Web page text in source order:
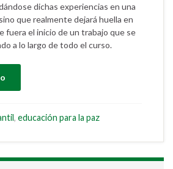
dichas experiencias en una
que realmente dejará huella en
fuera el inicio de un trabajo que se
a lo largo de todo el curso.
, educación para la paz